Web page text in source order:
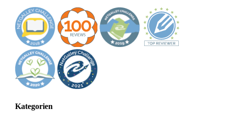
Kategorien